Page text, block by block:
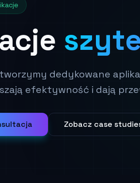
dedykowane
efektywność i dają
Zobacz case